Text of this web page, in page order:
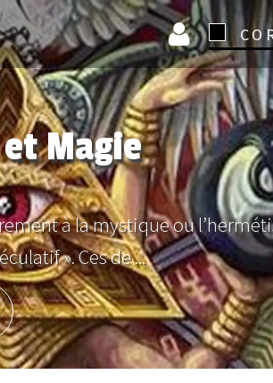
Magie
à la mystique ou
». Ces de ...
Plus d'info